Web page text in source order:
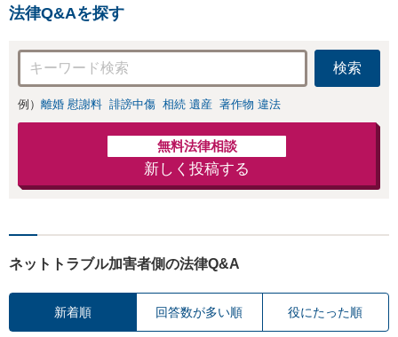
法律Q&Aを探す
検索
例） 離婚 慰謝料 誹謗中傷 相続 遺産 著作物 違法
無料法律相談
新しく投稿する
ネットトラブル加害者側の法律Q&A
新着順 回答数が多い順 役にたった順